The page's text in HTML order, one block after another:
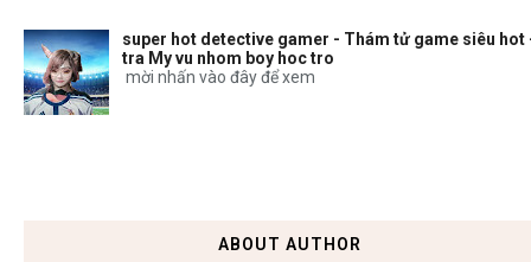
super hot detective gamer - Thám tử game siêu hot
tra My vu nhom boy hoc tro
mời nhấn vào đây để xem
ABOUT AUTHOR